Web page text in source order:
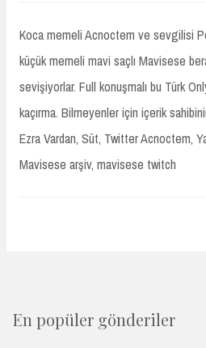
Koca memeli Acnoctem ve sevgilisi
küçük memeli mavi saçlı Mavisese
sevişiyorlar. Full konuşmalı bu Türk
kaçırma. Bilmeyenler için içerik
Ezra Vardan, Süt, Twitter Acnoctem,
Mavisese arşiv, mavisese twitch
En popüler gönderiler